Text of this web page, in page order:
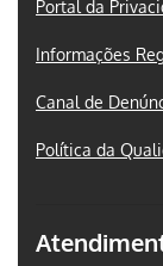
Portal da
Informações
Canal de
Política da